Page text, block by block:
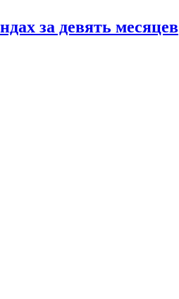
за девять месяцев